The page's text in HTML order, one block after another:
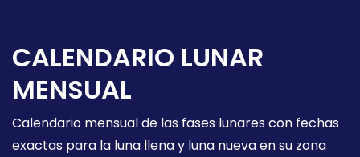
CALENDARIO LUNAR
MENSUAL
Calendario mensual de las fases lunares con fechas
exactas para la luna llena y luna nueva en su zona